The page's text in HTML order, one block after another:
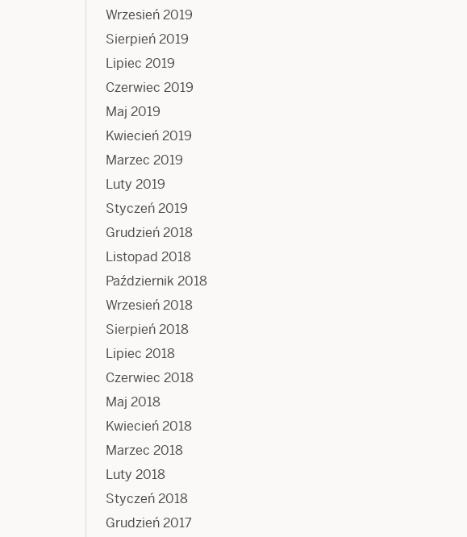
Wrzesień 2019
Sierpień 2019
Lipiec 2019
Czerwiec 2019
Maj 2019
Kwiecień 2019
Marzec 2019
Luty 2019
Styczeń 2019
Grudzień 2018
Listopad 2018
Październik 2018
Wrzesień 2018
Sierpień 2018
Lipiec 2018
Czerwiec 2018
Maj 2018
Kwiecień 2018
Marzec 2018
Luty 2018
Styczeń 2018
Grudzień 2017